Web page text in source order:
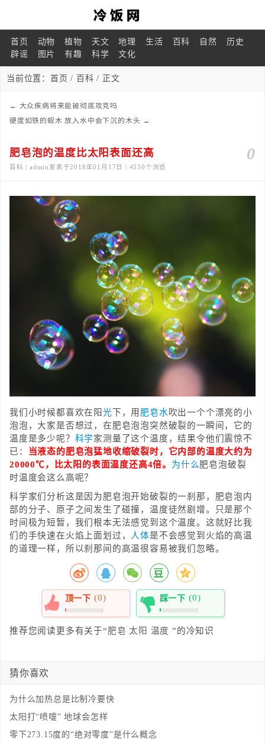
首页 动物 植物 天文 地理 生活 百科 自然
历史
辟谣
图片 有趣 科学 文化
当前位置： 首页 / 百科 / 正文
← 大众疾病将来能被彻底攻克吗
硬度如铁的蚬木 放入水中会下沉的木头 →
0
肥皂泡的温度比太阳表面还高
百科 | admin发表于2018年01月17日 | 4550个浏览
我们小时候都喜欢在阳光 下，用 肥皂水 吹出一个个漂亮的小
泡泡，大家是否想过，在肥皂泡泡突然破裂的一瞬间，它的
温度是多少呢？ 科学家测量了这个温度，结果令他们震惊不
已：
当液态的肥皂泡猛地收缩破裂时，它内部的温度大约为
20000℃，比太阳的表面温度还高4倍。 为什么肥皂泡破裂
时温度会这么高呢？
科学家们分析这是因为肥皂泡开始破裂的一刹那，肥皂泡内
部的分子、原子之间发生了碰撞，温度徒然剧增。只是那个
时间极为短暂，我们根本无法感觉到这个温度。这就好比我
们的手快速在火焰上面划过， 人体是不会感觉到火焰的高温
的道理一样，所以刹那间的高温很容易被我们忽略。
顶一下 (0)
0%
踩一下 (0)
0%
推荐您阅读更多有关于“肥皂 太阳 温度 ”的冷知识
猜你喜欢
为什么加热总是比制冷要快
太阳打“喷嚏” 地球会怎样
零下273.15度的“绝对零度”是什么概念